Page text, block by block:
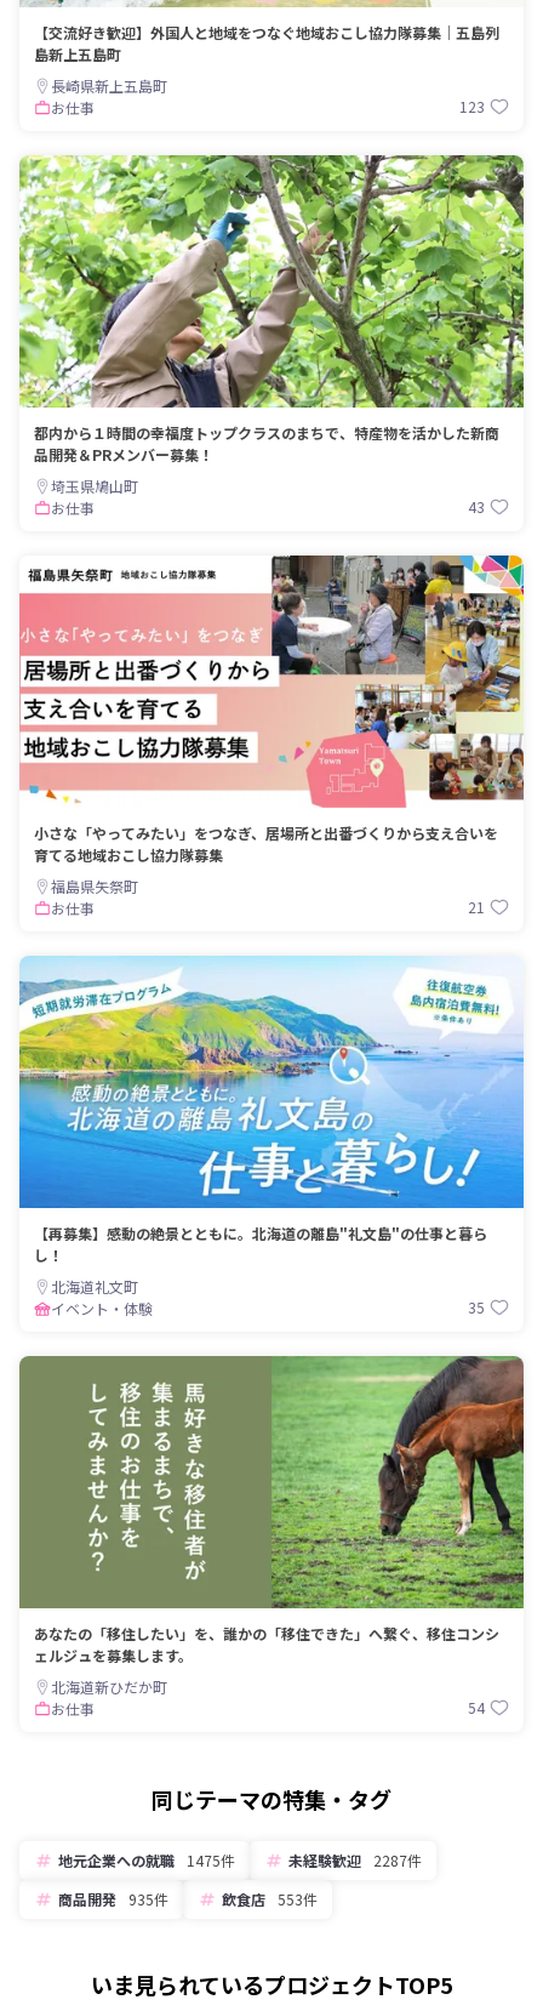
【交流好き歓迎】外国人と地域をつなぐ地域おこし協力隊募集｜五島列
島新上五島町
長崎県新上五島町
お仕事
123
都内から１時間の幸福度トップクラスのまちで、特産物を活かした新商
品開発＆PRメンバー募集！
埼玉県鳩山町
お仕事
43
小さな「やってみたい」をつなぎ、居場所と出番づくりから支え合いを
育てる地域おこし協力隊募集
福島県矢祭町
お仕事
21
【再募集】感動の絶景とともに。北海道の離島"礼文島"の仕事と暮ら
し！
北海道礼文町
イベント・体験
35
あなたの「移住したい」を、誰かの「移住できた」へ繋ぐ、移住コンシ
ェルジュを募集します。
北海道新ひだか町
お仕事
54
同じテーマの特集・タグ
地元企業への就職 1475件 未経験歓迎
2287件
商品開発
935件 飲食店 553件
いま見られているプロジェクトTOP5